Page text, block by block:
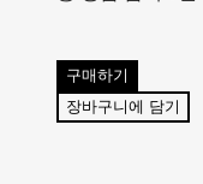
구매하기
장바구니에 담기